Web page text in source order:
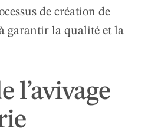
de création de
garantir la qualité et la
l’avivage